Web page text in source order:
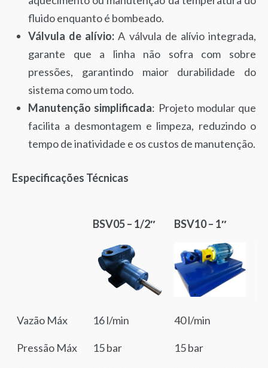
fluido enquanto é bombeado.
Válvula de alívio: A válvula de alívio integrada,
garante que a linha não sofra com sobre
pressões, garantindo maior durabilidade do
sistema como um todo.
Manutenção simplificada: Projeto modular que
facilita a desmontagem e limpeza, reduzindo o
tempo de inatividade e os custos de manutenção.
Especificações Técnicas
BSV05 – 1/2″ BSV10 – 1″
BSV05 – 1/2″
BSV10 – 1″
Vazão Máx 16 l/min 40 l/min
Pressão Máx 15 bar 15 bar